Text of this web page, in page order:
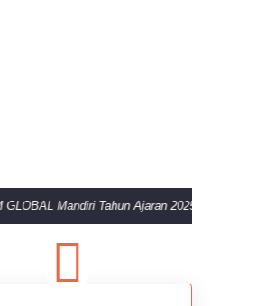
Tahun Ajaran 2025/2026 Telah di Buka